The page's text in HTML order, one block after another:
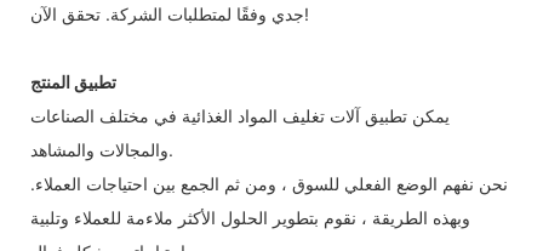
جدي وفقًا لمتطلبات الشركة. تحقق الآن!
تطبيق المنتج
يمكن تطبيق آلات تغليف المواد الغذائية في مختلف الصناعات
والمجالات والمشاهد.
نحن نفهم الوضع الفعلي للسوق ، ومن ثم الجمع بين احتياجات العملاء.
وبهذه الطريقة ، نقوم بتطوير الحلول الأكثر ملاءمة للعملاء وتلبية